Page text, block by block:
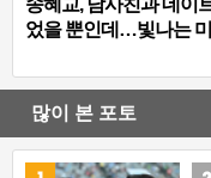
었을 뿐인데…빛나는
많이 본 포토